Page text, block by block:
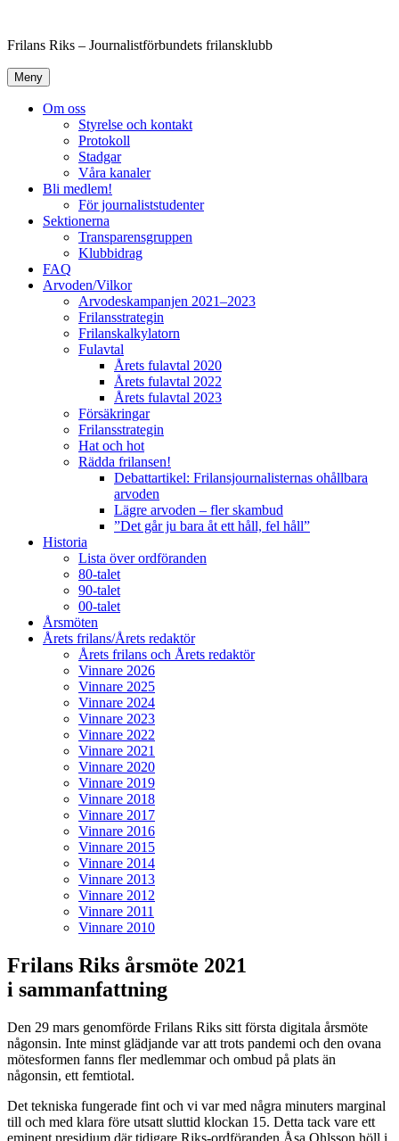
innehåll
Frilans Riks – Journalistförbundets frilansklubb
Meny
Om oss
Styrelse och kontakt
Protokoll
Stadgar
Våra kanaler
Bli medlem!
För journaliststudenter
Sektionerna
Transparensgruppen
Klubbidrag
FAQ
Arvoden/Vilkor
Arvodeskampanjen 2021–2023
Frilansstrategin
Frilanskalkylatorn
Fulavtal
Årets fulavtal 2020
Årets fulavtal 2022
Årets fulavtal 2023
Försäkringar
Frilansstrategin
Hat och hot
Rädda frilansen!
Debattartikel: Frilansjournalisternas ohållbara
arvoden
Lägre arvoden – fler skambud
”Det går ju bara åt ett håll, fel håll”
Historia
Lista över ordföranden
80-talet
90-talet
00-talet
Årsmöten
Årets frilans/Årets redaktör
Årets frilans och Årets redaktör
Vinnare 2026
Vinnare 2025
Vinnare 2024
Vinnare 2023
Vinnare 2022
Vinnare 2021
Vinnare 2020
Vinnare 2019
Vinnare 2018
Vinnare 2017
Vinnare 2016
Vinnare 2015
Vinnare 2014
Vinnare 2013
Vinnare 2012
Vinnare 2011
Vinnare 2010
Frilans Riks årsmöte 2021
i sammanfattning
Den 29 mars genomförde Frilans Riks sitt första digitala årsmöte
någonsin. Inte minst glädjande var att trots pandemi och den ovana
mötesformen fanns fler medlemmar och ombud på plats än
någonsin, ett femtiotal.
Det tekniska fungerade fint och vi var med några minuters marginal
till och med klara före utsatt sluttid klockan 15. Detta tack vare ett
eminent presidium där tidigare Riks-ordföranden Åsa Ohlsson höll i